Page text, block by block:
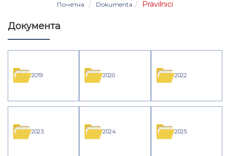
Почетна Dokumenta Pravilnici
Документа
2019 2020 2022
2023 2024 2025